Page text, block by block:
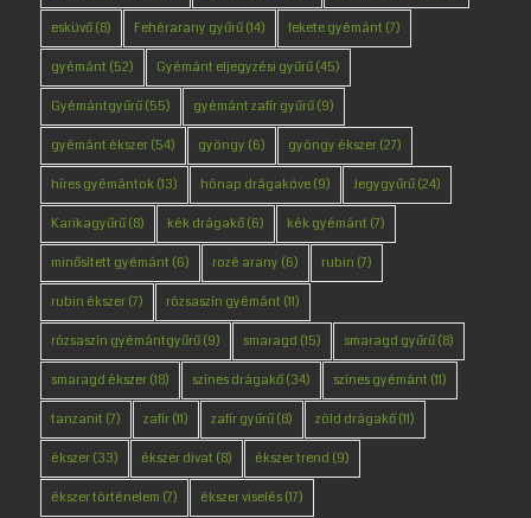
esküvő(8) Fehérarany gyűrű(14) fekete gyémánt (7)
gyémánt (52) Gyémánt eljegyzési gyűrű(45)
Gyémántgyűrű(55) gyémánt zafír gyűrű(9)
gyémánt ékszer(54) gyöngy (6) gyöngy ékszer(27)
híres gyémántok(13) hónap drágaköve(9) Jegygyűrű(24)
Karikagyűrű(8) kék drágakő(6) kék gyémánt (7)
minősített gyémánt (6) rozé arany (6) rubin (7)
rubin ékszer(7) rózsaszín gyémánt (11)
rózsaszín gyémántgyűrű(9) smaragd (15) smaragd gyűrű(8)
smaragd ékszer(18) színes drágakő(34) színes gyémánt (11)
tanzanit (7) zafír(11) zafír gyűrű(8) zöld drágakő(11)
ékszer(33) ékszer divat (8) ékszer trend (9)
ékszer történelem (7) ékszer viselés(17)